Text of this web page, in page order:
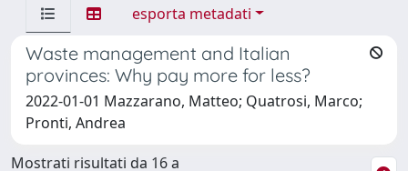
esporta metadati
Waste management and Italian
provinces: Why pay more for less?
2022-01-01 Mazzarano, Matteo; Quatrosi, Marco;
Pronti, Andrea
Mostrati risultati da 16 a